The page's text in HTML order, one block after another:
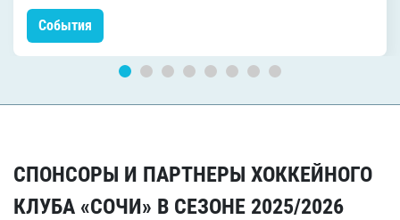
События
СПОНСОРЫ И ПАРТНЕРЫ ХОККЕЙНОГО
КЛУБА «СОЧИ» В СЕЗОНЕ 2025/2026